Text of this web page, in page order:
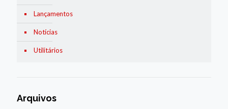
Lançamentos
Notícias
Utilitários
Arquivos